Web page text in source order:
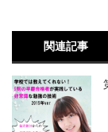
関連記事